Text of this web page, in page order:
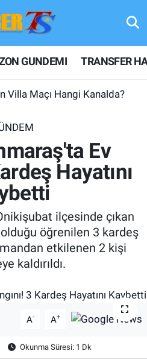
GUNDEMI TRANSFER
Villa Maçı Hangi Kanalda?
Ev
Hayatını
ilçesinde çıkan
olduğu öğrenilen 3 kardeş
etkilenen 2 kişi
kaldırıldı.
A- A+
Okunma Süresi: 1 Dk